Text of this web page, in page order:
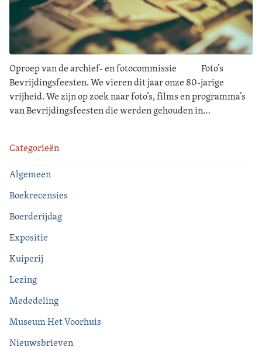
Oproep van de archief- en fotocommissie Foto’s
Bevrijdingsfeesten. We vieren dit jaar onze 80-jarige
vrijheid. We zijn op zoek naar foto’s, films en programma’s
van Bevrijdingsfeesten die werden gehouden in…
Categorieën
Algemeen
Boekrecensies
Boerderijdag
Expositie
Kuiperij
Lezing
Mededeling
Museum Het Voorhuis
Nieuwsbrieven